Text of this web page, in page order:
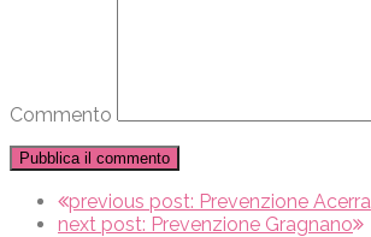
Commento
previous post: Prevenzione Acerra
next post: Prevenzione Gragnano